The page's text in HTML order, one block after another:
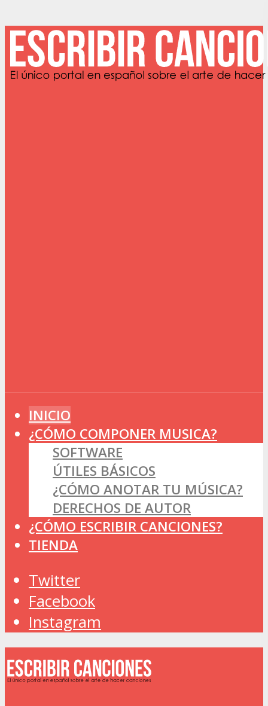
INICIO
¿CÓMO COMPONER MUSICA?
SOFTWARE
ÚTILES BÁSICOS
¿CÓMO ANOTAR TU MÚSICA?
DERECHOS DE AUTOR
¿CÓMO ESCRIBIR CANCIONES?
TIENDA
Twitter
Facebook
Instagram